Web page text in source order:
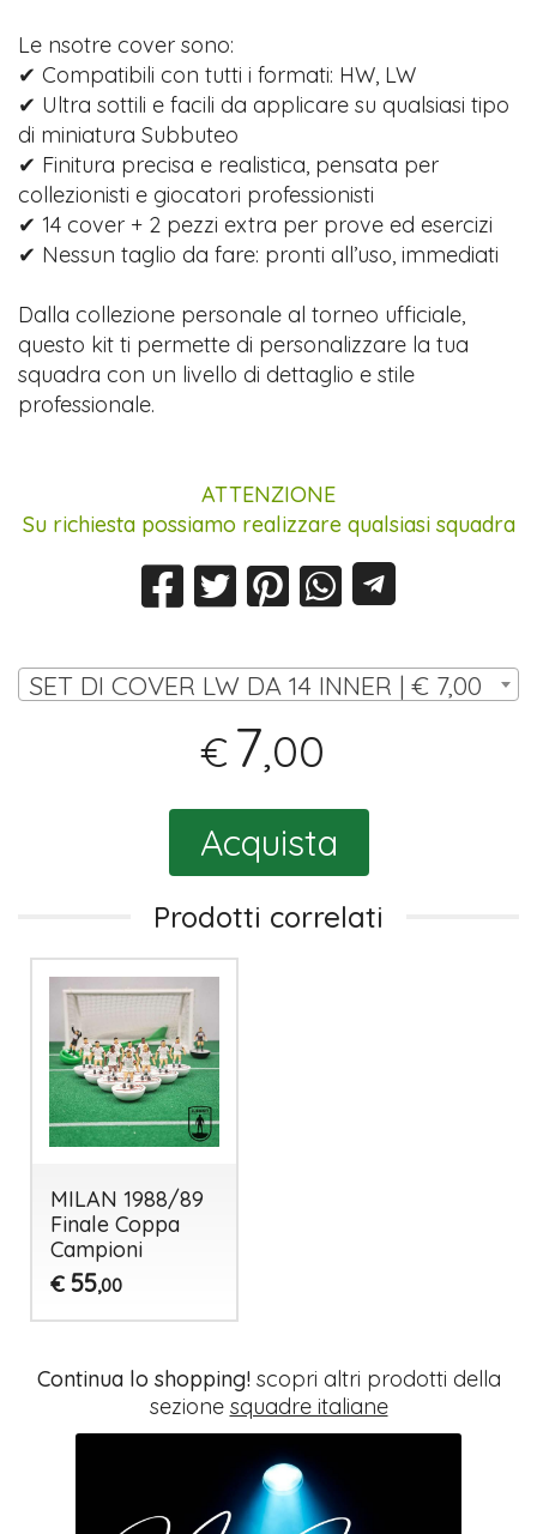
Le nsotre cover sono:
✔ Compatibili con tutti i formati: HW, LW
✔ Ultra sottili e facili da applicare su qualsiasi tipo
di miniatura Subbuteo
✔ Finitura precisa e realistica, pensata per
collezionisti e giocatori professionisti
✔ 14 cover + 2 pezzi extra per prove ed esercizi
✔ Nessun taglio da fare: pronti all’uso, immediati
Dalla collezione personale al torneo ufficiale,
questo kit ti permette di personalizzare la tua
squadra con un livello di dettaglio e stile
professionale.
ATTENZIONE
Su richiesta possiamo realizzare qualsiasi squadra
SET DI COVER LW DA 14 INNER | € 7,00
€ 7,00
Acquista
Prodotti correlati
MILAN 1988/89
Finale Coppa
Campioni
€ 55,00
Continua lo shopping!scopri altri prodotti della
sezione squadre italiane